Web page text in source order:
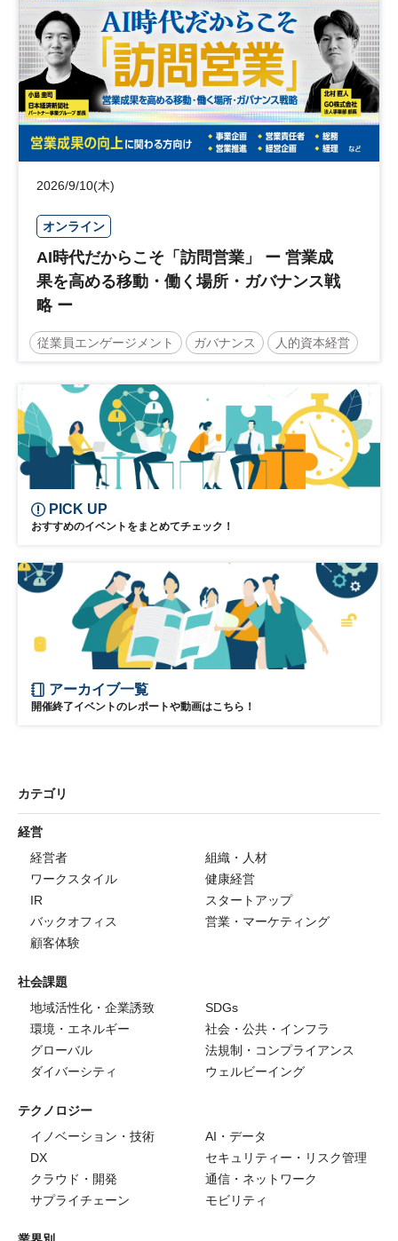
2026/9/10(木)
オンライン
AI時代だからこそ「訪問営業」 ー 営業成
果を高める移動・働く場所・ガバナンス戦
略 ー
従業員エンゲージメント ガバナンス 人的資本経営
PICK UP
おすすめのイベントをまとめてチェック！
アーカイブ一覧
開催終了イベントのレポートや動画はこちら！
カテゴリ
経営
経営者
組織・人材
ワークスタイル
健康経営
IR
スタートアップ
バックオフィス
営業・マーケティング
顧客体験
社会課題
地域活性化・企業誘致
SDGs
環境・エネルギー
社会・公共・インフラ
グローバル
法規制・コンプライアンス
ダイバーシティ
ウェルビーイング
テクノロジー
イノベーション・技術
AI・データ
DX
セキュリティー・リスク管理
クラウド・開発
通信・ネットワーク
サプライチェーン
モビリティ